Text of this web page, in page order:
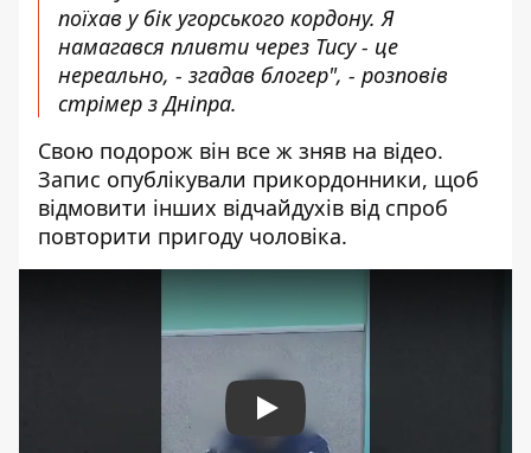
поїхав у бік угорського кордону. Я
намагався пливти через Тису - це
нереально, - згадав блогер", - розповів
стрімер з Дніпра.
Свою подорож він все ж зняв на відео.
Запис опублікували прикордонники, щоб
відмовити інших відчайдухів від спроб
повторити пригоду чоловіка.
Play